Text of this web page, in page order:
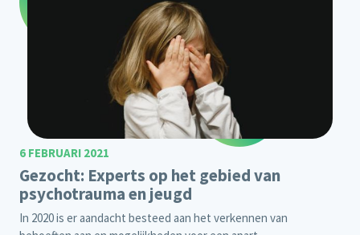
6 FEBRUARI 2021
Gezocht: Experts op het gebied van
psychotrauma en jeugd
In 2020 is er aandacht besteed aan het verkennen van